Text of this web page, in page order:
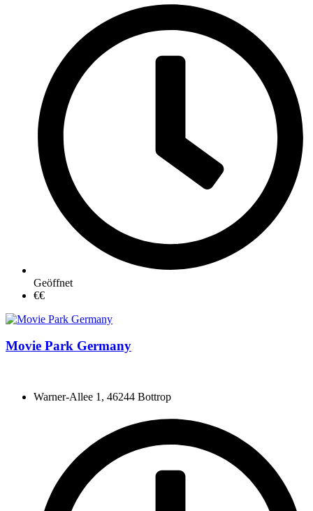
Geöffnet
€€
Movie Park Germany
Warner-Allee 1, 46244 Bottrop